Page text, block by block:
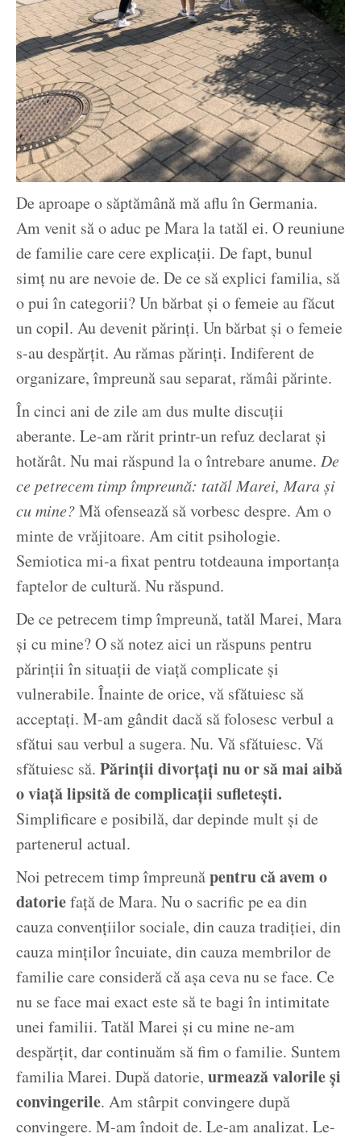
De aproape o săptămână mă aflu în Germania.
Am venit să o aduc pe Mara la tatăl ei. O reuniune
de familie care cere explicații. De fapt, bunul
simț nu are nevoie de. De ce să explici familia, să
o pui în categorii? Un bărbat și o femeie au făcut
un copil. Au devenit părinți. Un bărbat și o femeie
s-au despărțit. Au rămas părinți. Indiferent de
organizare, împreună sau separat, rămâi părinte.
În cinci ani de zile am dus multe discuții
aberante. Le-am rărit printr-un refuz declarat și
hotărât. Nu mai răspund la o întrebare anume. De
ce petrecem timp împreună: tatăl Marei, Mara și
cu mine?Mă ofensează să vorbesc despre. Am o
minte de vrăjitoare. Am citit psihologie.
Semiotica mi-a fixat pentru totdeauna importanța
faptelor de cultură. Nu răspund.
De ce petrecem timp împreună, tatăl Marei, Mara
și cu mine? O să notez aici un răspuns pentru
părinții în situații de viață complicate și
vulnerabile. Înainte de orice, vă sfătuiesc să
acceptați. M-am gândit dacă să folosesc verbul a
sfătui sau verbul a sugera. Nu. Vă sfătuiesc. Vă
sfătuiesc să. Părinții divorțați nu or să mai aibă
o viață lipsită de complicații sufletești.
Simplificare e posibilă, dar depinde mult și de
partenerul actual.
Noi petrecem timp împreunăpentru că avem o
datoriefață de Mara. Nu o sacrific pe ea din
cauza convențiilor sociale, din cauza tradiției, din
cauza minților încuiate, din cauza membrilor de
familie care consideră că așa ceva nu se face. Ce
nu se face mai exact este să te bagi în intimitate
unei familii. Tatăl Marei și cu mine ne-am
despărțit, dar continuăm să fim o familie. Suntem
familia Marei. După datorie, urmează valorile și
convingerile. Am stârpit convingere după
convingere. M-am îndoit de. Le-am analizat. Le-